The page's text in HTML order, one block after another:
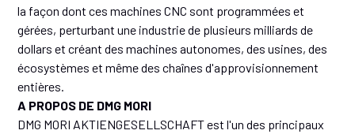
la façon dont ces machines CNC sont programmées et
gérées, perturbant une industrie de plusieurs milliards de
dollars et créant des machines autonomes, des usines, des
écosystèmes et même des chaînes d'approvisionnement
entières.
A PROPOS DE DMG MORI
DMG MORI AKTIENGESELLSCHAFT est l'un des principaux